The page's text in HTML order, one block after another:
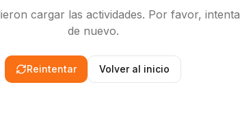
cargar las actividades. Por favor, intenta
de nuevo.
Reintentar Volver al inicio